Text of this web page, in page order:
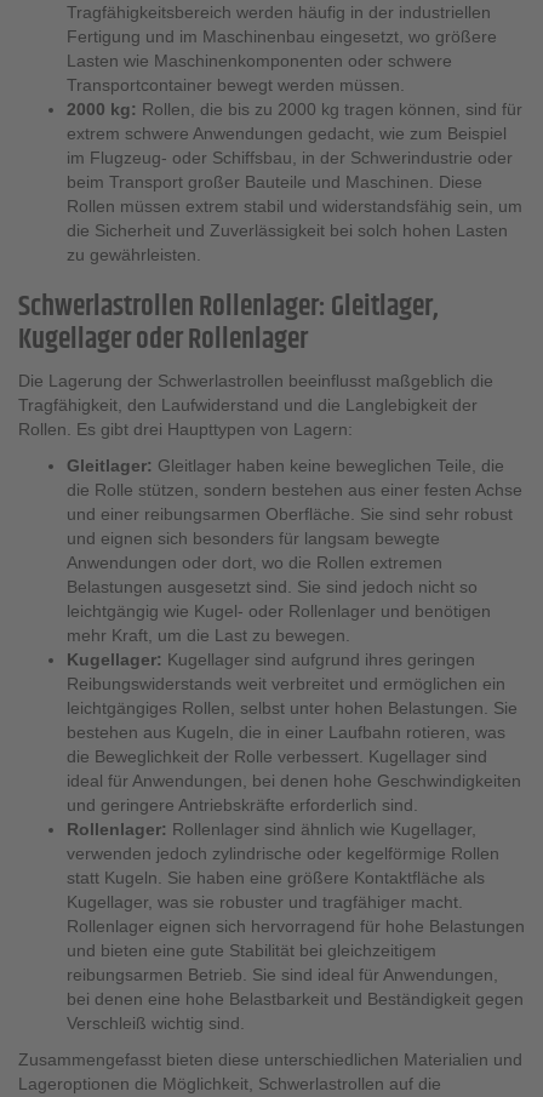
Tragfähigkeitsbereich werden häufig in der industriellen
Fertigung und im Maschinenbau eingesetzt, wo größere
Lasten wie Maschinenkomponenten oder schwere
Transportcontainer bewegt werden müssen.
2000 kg: Rollen, die bis zu 2000 kg tragen können, sind für
extrem schwere Anwendungen gedacht, wie zum Beispiel
im Flugzeug- oder Schiffsbau, in der Schwerindustrie oder
beim Transport großer Bauteile und Maschinen. Diese
Rollen müssen extrem stabil und widerstandsfähig sein, um
die Sicherheit und Zuverlässigkeit bei solch hohen Lasten
zu gewährleisten.
Schwerlastrollen Rollenlager: Gleitlager,
Kugellager oder Rollenlager
Die Lagerung der Schwerlastrollen beeinflusst maßgeblich die
Tragfähigkeit, den Laufwiderstand und die Langlebigkeit der
Rollen. Es gibt drei Haupttypen von Lagern:
Gleitlager: Gleitlager haben keine beweglichen Teile, die
die Rolle stützen, sondern bestehen aus einer festen Achse
und einer reibungsarmen Oberfläche. Sie sind sehr robust
und eignen sich besonders für langsam bewegte
Anwendungen oder dort, wo die Rollen extremen
Belastungen ausgesetzt sind. Sie sind jedoch nicht so
leichtgängig wie Kugel- oder Rollenlager und benötigen
mehr Kraft, um die Last zu bewegen.
Kugellager: Kugellager sind aufgrund ihres geringen
Reibungswiderstands weit verbreitet und ermöglichen ein
leichtgängiges Rollen, selbst unter hohen Belastungen. Sie
bestehen aus Kugeln, die in einer Laufbahn rotieren, was
die Beweglichkeit der Rolle verbessert. Kugellager sind
ideal für Anwendungen, bei denen hohe Geschwindigkeiten
und geringere Antriebskräfte erforderlich sind.
Rollenlager: Rollenlager sind ähnlich wie Kugellager,
verwenden jedoch zylindrische oder kegelförmige Rollen
statt Kugeln. Sie haben eine größere Kontaktfläche als
Kugellager, was sie robuster und tragfähiger macht.
Rollenlager eignen sich hervorragend für hohe Belastungen
und bieten eine gute Stabilität bei gleichzeitigem
reibungsarmen Betrieb. Sie sind ideal für Anwendungen,
bei denen eine hohe Belastbarkeit und Beständigkeit gegen
Verschleiß wichtig sind.
Zusammengefasst bieten diese unterschiedlichen Materialien und
Lageroptionen die Möglichkeit, Schwerlastrollen auf die